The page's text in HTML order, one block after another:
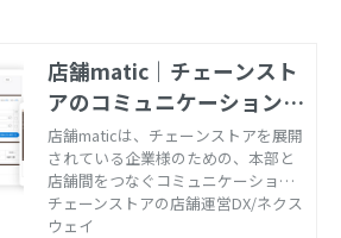
店舗matic｜チェーンスト
アのコミュニケーション改
善【株式会社ネクスウェ
イ】
店舗maticは、チェーンストアを展開
されている企業様のための、本部と
店舗間をつなぐコミュニケーション
ツールです。「意思を持って作動す
る」という意味を持つ“matic”の名の
チェーンストアの店舗運営DX/ネクス
ウェイ